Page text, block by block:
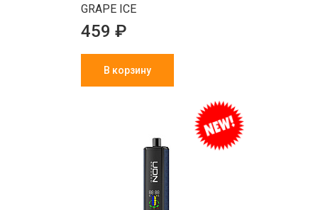
GRAPE ICE
459 ₽
В корзину